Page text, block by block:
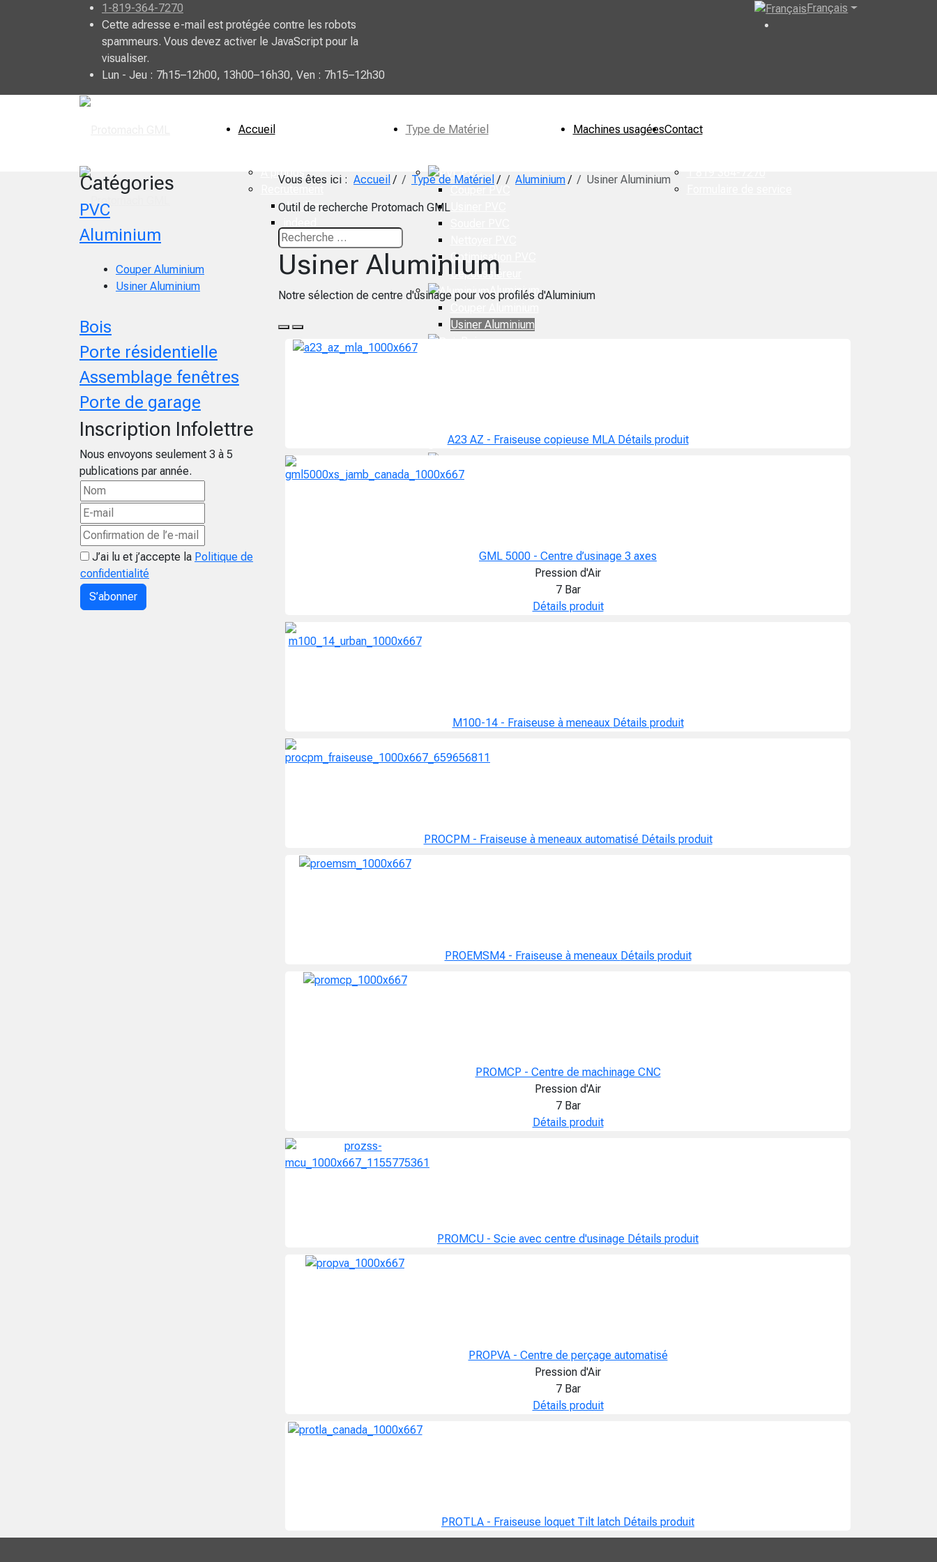
1-819-364-7270
Cette adresse e-mail est protégée contre les robots
spammeurs. Vous devez activer le JavaScript pour la
visualiser.
Lun - Jeu : 7h15–12h00, 13h00–16h30, Ven : 7h15–12h30
Français
Accueil
À propos
Jobillico
Type de Matériel
PVC
Usiner PVC
Optimisation PVC
Dépoussiéreur
Aluminium
Usiner Aluminium
garage
Assemblage fenêtre
Machines usagéesContact
Catégories
PVC
Aluminium
Couper Aluminium
Usiner Aluminium
Bois
Porte résidentielle
Assemblage fenêtres
Porte de garage
Inscription Infolettre
Nous envoyons seulement 3 à 5
publications par année.
J’ai lu et j’accepte la Politique de
confidentialité
S’abonner
Vous êtes ici : Accueil / Type de Matériel / Aluminium/ Usiner Aluminium
Outil de recherche Protomach GML
Usiner Aluminium
Notre sélection de centre d'usinage pour vos profilés d'Aluminium
A23 AZ - Fraiseuse copieuse MLA Détails produit
GML 5000 - Centre d’usinage 3 axes
Pression d'Air
7 Bar
Détails produit
M100-14 - Fraiseuse à meneaux Détails produit
PROCPM - Fraiseuse à meneaux automatisé Détails produit
PROEMSM4 - Fraiseuse à meneaux Détails produit
PROMCP - Centre de machinage CNC
Pression d'Air
7 Bar
Détails produit
PROMCU - Scie avec centre d'usinage Détails produit
PROPVA - Centre de perçage automatisé
Pression d'Air
7 Bar
Détails produit
PROTLA - Fraiseuse loquet Tilt latch Détails produit